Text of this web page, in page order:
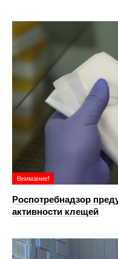
Внимание!
Роспотребнадзор
активности клещей